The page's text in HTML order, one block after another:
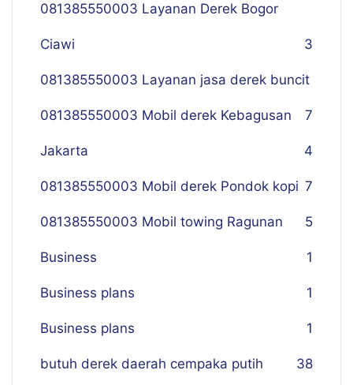
081385550003 Layanan Derek Bogor
Ciawi 3
081385550003 Layanan jasa derek buncit
7
081385550003 Mobil derek Kebagusan
Jakarta 4
081385550003 Mobil derek Pondok kopi 7
081385550003 Mobil towing Ragunan 5
Business 1
Business plans 1
Business plans 1
butuh derek daerah cempaka putih 38